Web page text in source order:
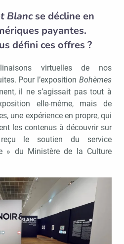
Blancse décline en
payantes.
défini ces offres ?
virtuelles de nos
Pour l’exposition Bohèmes
il ne s’agissait pas tout à
elle-même, mais de
une expérience en propre, qui
les contenus à découvrir sur
le soutien du service
» du Ministère de la Culture